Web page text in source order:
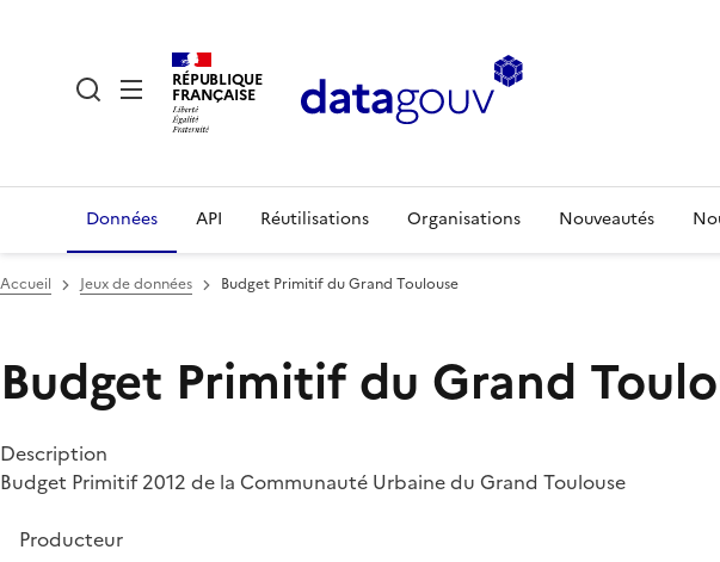
RÉPUBLIQUE
FRANÇAISE
Données API Réutilisations Organisations Nouveautés
Accueil Jeux de données Budget Primitif du Grand Toulouse
Budget Primitif du Grand
Description
Budget Primitif 2012 de la Communauté Urbaine du Grand Toulouse
Producteur